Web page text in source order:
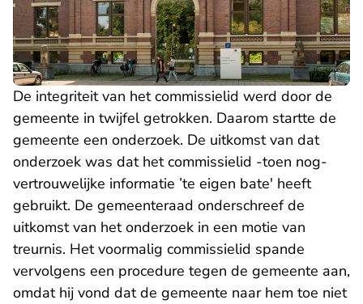
De integriteit van het commissielid werd door de
gemeente in twijfel getrokken. Daarom startte de
gemeente een onderzoek. De uitkomst van dat
onderzoek was dat het commissielid -toen nog-
vertrouwelijke informatie ’te eigen bate' heeft
gebruikt. De gemeenteraad onderschreef de
uitkomst van het onderzoek in een motie van
treurnis. Het voormalig commissielid spande
vervolgens een procedure tegen de gemeente aan,
omdat hij vond dat de gemeente naar hem toe niet